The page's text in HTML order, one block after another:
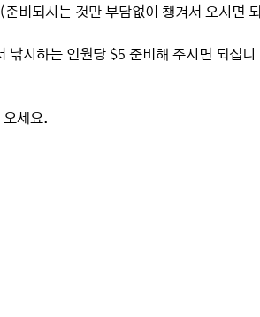
비되시는 것만 부담없이 챙겨서 오시면 되
하는 인원당 $5 준비해 주시면 되십니
세요.